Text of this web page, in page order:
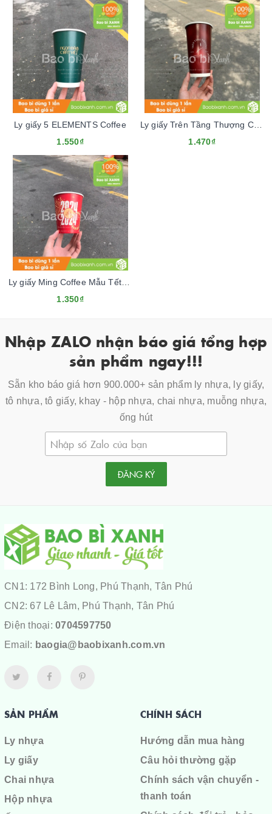
Ly giấy 5 ELEMENTS Coffee
1.550₫
Ly giấy Trên Tầng Thượng Cafe
1.470₫
Ly giấy Ming Coffee Mẫu Tết 2024
1.350₫
Nhập ZALO nhận báo giá tổng hợp
sản phẩm ngay!!!
Sẵn kho báo giá hơn 900.000+ sản phẩm ly nhựa, ly giấy,
tô nhựa, tô giấy, khay - hộp nhựa, chai nhựa, muỗng nhựa,
ống hút
ĐĂNG KÝ
CN1: 172 Bình Long, Phú Thạnh, Tân Phú
CN2: 67 Lê Lâm, Phú Thạnh, Tân Phú
Điện thoại: 0704597750
Email: baogia@baobixanh.com.vn
SẢN PHẨM
Ly nhựa
Ly giấy
Chai nhựa
Hộp nhựa
CHÍNH SÁCH
Hướng dẫn mua hàng
Câu hỏi thường gặp
Chính sách vận chuyển -
thanh toán